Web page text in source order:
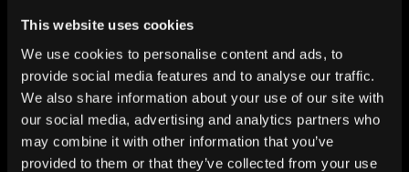
This website uses cookies
We use cookies to personalise content and ads, to
provide social media features and to analyse our traffic.
We also share information about your use of our site with
our social media, advertising and analytics partners who
may combine it with other information that you’ve
provided to them or that they’ve collected from your use
Zielbild & Roadmap
gemeinsam erarbeiten
Toolauswahl & Proof of
Concept
Implementierung & Change-
Begleitung
Wissenstransfer &